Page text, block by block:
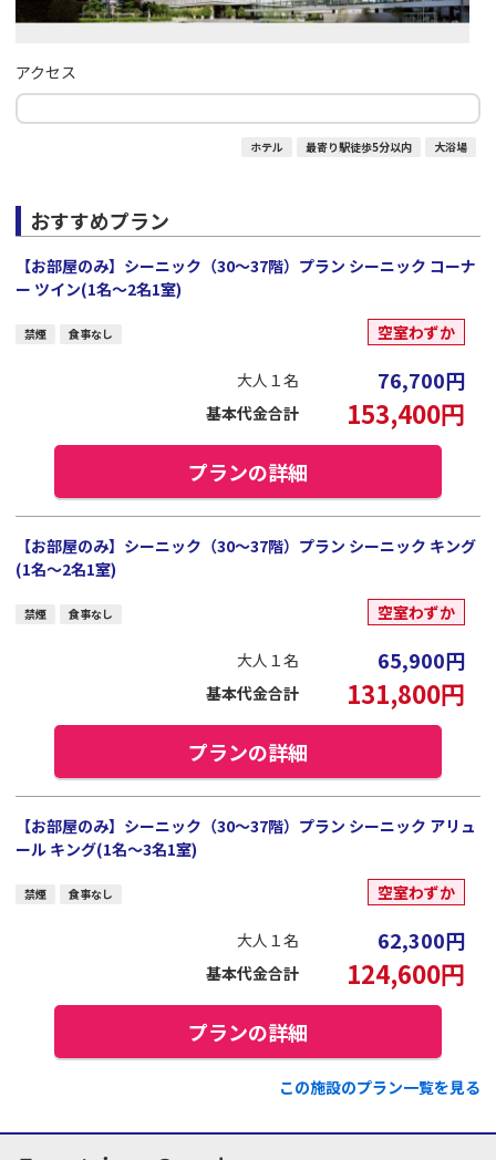
アクセス
ホテル 最寄り駅徒歩5分以内 大浴場
おすすめプラン
【お部屋のみ】シーニック（30～37階）プラン シーニック コーナ
ー ツイン(1名～2名1室)
禁煙 食事なし 空室わずか
大人１名 76,700円
基本代金合計 153,400円
プランの詳細
【お部屋のみ】シーニック（30～37階）プラン シーニック キング
(1名～2名1室)
禁煙 食事なし 空室わずか
大人１名 65,900円
基本代金合計 131,800円
プランの詳細
【お部屋のみ】シーニック（30～37階）プラン シーニック アリュ
ール キング(1名～3名1室)
禁煙 食事なし 空室わずか
大人１名 62,300円
基本代金合計 124,600円
プランの詳細
この施設のプラン一覧を見る